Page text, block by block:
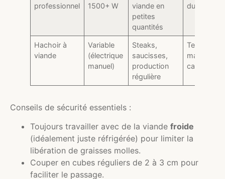
professionnel
1500+ W
viande en
petites
quantités
durabilité
Hachoir à
viande
Variable
(électrique
manuel)
Steaks,
saucisses,
production
régulière
Texture
maîtrisée,
calibrage
Conseils de sécurité essentiels :
Toujours travailler avec de la viande froide
(idéalement juste réfrigérée) pour limiter la
libération de graisses molles.
Couper en cubes réguliers de 2 à 3 cm pour
faciliter le passage.